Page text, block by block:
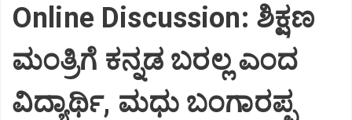
Online Discussion: ಶಿಕ್ಷಣ
ಮಂತ್ರಿಗೆ ಕನ್ನಡ ಬರಲ್ಲ ಎಂದ
ವಿದ್ಯಾರ್ಥಿ, ಮಧು ಬಂಗಾರಪ್ಪ